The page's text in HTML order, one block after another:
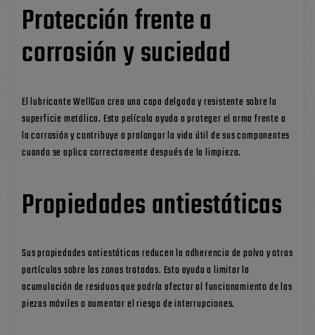
Protección frente a
corrosión y suciedad
El lubricante WellGun crea una capa delgada y resistente sobre la
superficie metálica. Esta película ayuda a proteger el arma frente a
la corrosión y contribuye a prolongar la vida útil de sus componentes
cuando se aplica correctamente después de la limpieza.
Propiedades antiestáticas
Sus propiedades antiestáticas reducen la adherencia de polvo y otras
partículas sobre las zonas tratadas. Esto ayuda a limitar la
acumulación de residuos que podría afectar al funcionamiento de las
piezas móviles o aumentar el riesgo de interrupciones.